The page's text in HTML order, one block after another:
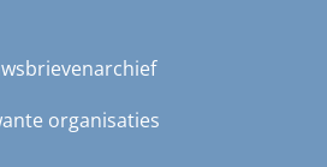
organisaties